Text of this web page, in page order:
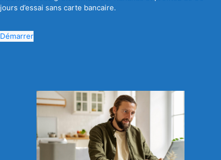
jours d’essai sans carte bancaire.
Démarrer